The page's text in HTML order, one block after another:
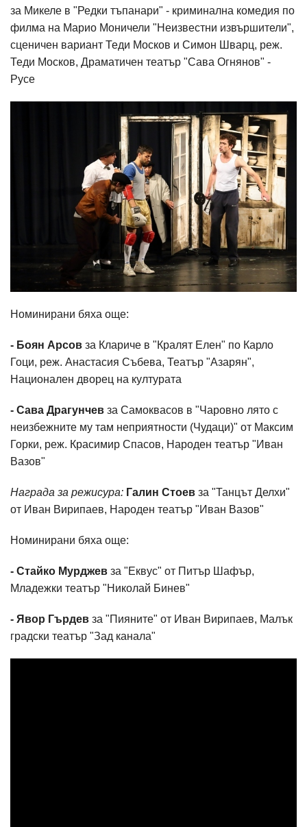
за Микеле в "Редки тъпанари" - криминална комедия по
филма на Марио Моничели "Неизвестни извършители",
сценичен вариант Теди Москов и Симон Шварц, реж.
Теди Москов, Драматичен театър "Сава Огнянов" -
Русе
Номинирани бяха още:
- Боян Арсов за Клариче в "Кралят Елен" по Карло
Гоци, реж. Анастасия Събева, Театър "Азарян",
Национален дворец на културата
- Сава Драгунчев за Самоквасов в "Чаровно лято с
неизбежните му там неприятности (Чудаци)" от Максим
Горки, реж. Красимир Спасов, Народен театър "Иван
Вазов"
Награда за режисура: Галин Стоев за "Танцът Делхи"
от Иван Вирипаев, Народен театър "Иван Вазов"
Номинирани бяха още:
- Стайко Мурджев за "Еквус" от Питър Шафър,
Младежки театър "Николай Бинев"
- Явор Гърдев за "Пияните" от Иван Вирипаев, Малък
градски театър "Зад канала"